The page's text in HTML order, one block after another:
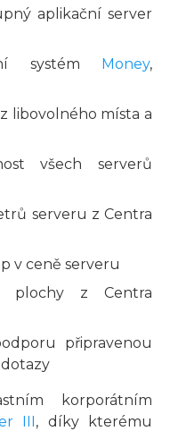
aplikační server
systém Money,
libovolného místa a
všech serverů
serveru z Centra
v ceně serveru
plochy z Centra
připravenou
korporátním
III, díky kterému